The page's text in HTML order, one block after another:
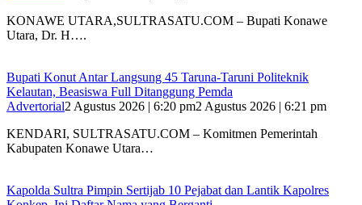
‎KONAWE UTARA,SULTRASATU.COM – Bupati Konawe
Utara, Dr. H….
Bupati Konut Antar Langsung 45 Taruna-Taruni Politeknik
Kelautan, Beasiswa Full Ditanggung Pemda
Advertorial2 Agustus 2026 | 6:20 pm2 Agustus 2026 | 6:21 pm
KENDARI, SULTRASATU.COM – Komitmen Pemerintah
Kabupaten Konawe Utara…
‎Kapolda Sultra Pimpin Sertijab 10 Pejabat dan Lantik Kapolres